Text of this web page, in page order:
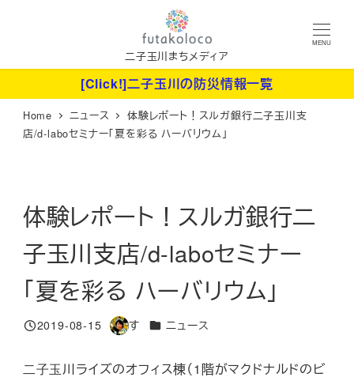
ン
二子玉川まちメディア
MENU
[Click!]二子玉川の防災情報一覧
Home ニュース
体験レポート！スルガ銀行二子玉川支
店/d-laboセミナー「夏を彩る ハーバリウム」
体験レポート！スルガ銀行二
子玉川支店/d-laboセミナー
「夏を彩る ハーバリウム」
投稿日
2019-08-15
著
す カテゴリー
ニュース
⼆⼦⽟川ライズのオフィス棟（1階がマクドナルドのビ